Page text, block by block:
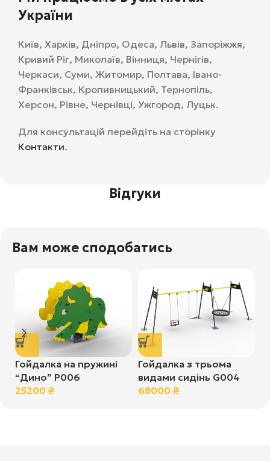
України
Київ, Харків, Дніпро, Одеса, Львів, Запоріжжя,
Кривий Ріг, Миколаїв, Вінниця, Чернігів,
Черкаси, Суми, Житомир, Полтава, Івано-
Франківськ, Кропивницький, Тернопіль,
Херсон, Рівне, Чернівці, Ужгород, Луцьк.
Для консультацій перейдіть на сторінку
Контакти.
Відгуки
Вам може сподобатись
Гойдалка на пружині
“Дино” Р006
25200 ₴
Гойдалка з трьома
видами сидінь G004
68000 ₴